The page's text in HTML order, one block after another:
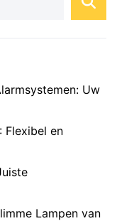
Uw
Flexibel en
Lampen van